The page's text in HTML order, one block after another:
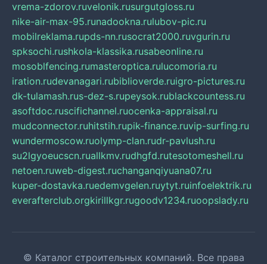
vrema-zdorov.ruvelonik.rusurgutgloss.ru
nike-air-max-95.runadookna.rulubov-pic.ru
mobilreklama.rupds-nn.rusocrat2000.ruvgurin.ru
spksochi.rushkola-klassika.rusabeonline.ru
mosoblfencing.rumasteroptica.rulucomoria.ru
iration.rudevanagari.rubiblioverde.ruigro-pictures.ru
dk-tulamash.rus-dez-s.rupeysok.rublackcountess.ru
asoftdoc.ruscifichannel.ruocenka-appraisal.ru
mudconnector.ruhitstih.rupik-finance.ruvip-surfing.ru
wundermoscow.ruolymp-clan.rudr-pavlush.ru
su2lgyoeucscn.ruallkmv.rudhgfd.rutesotomeshell.ru
netoen.ruweb-digest.ruchanganqiyuana07.ru
kuper-dostavka.ruedemvgelen.ruytyt.ruinfoelektrik.ru
everafterclub.orgkirillkgr.rugoodv1234.ruoopslady.ru
© Каталог строительных компаний. Все права